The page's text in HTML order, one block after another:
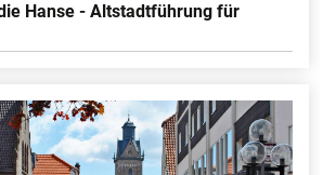
Hanse - Altstadtführung für